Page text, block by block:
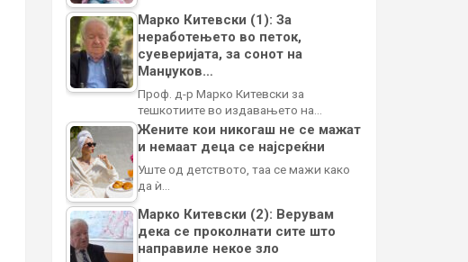
Марко Китевски (1): За
неработењето во петок,
суеверијата, за сонот на
Манџуков…
Проф. д-р Марко Китевски за
тешкотиите во издавањето на…
Жените кои никогаш не се мажат
и немаат деца се најсреќни
Уште од детството, таа се мажи како
да ѝ…
Марко Китевски (2): Верувам
дека се проколнати сите што
направиле некое зло